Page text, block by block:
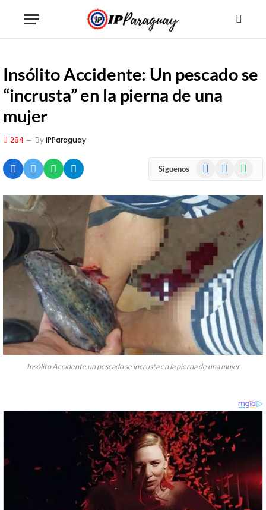
Insólito Accidente: Un pescado se
“incrusta” en la pierna de una
mujer
284 ByIPParaguay
Siguenos Facebook
Insólito Accidente un pescado se incrusta en la pierna de una mujer